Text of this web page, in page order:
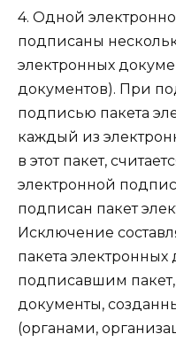
4. Одной
подписаны
электронных
документов). При
подписью пакета
каждый из
в этот пакет,
электронной
подписан пакет
Исключение
пакета
подписавшим
документы,
(органами,